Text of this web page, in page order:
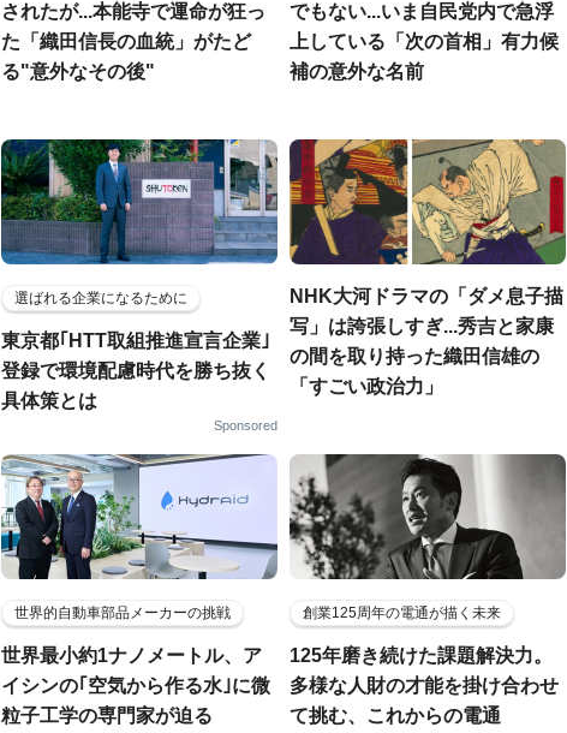
されたが...本能寺で運命が狂っ
た「織田信長の血統」がたど
る"意外なその後"
でもない...いま自民党内で急浮
上している「次の首相」有力候
補の意外な名前
選ばれる企業になるために
東京都｢HTT取組推進宣言企業｣
登録で環境配慮時代を勝ち抜く
具体策とは
Sponsored
NHK大河ドラマの「ダメ息子描
写」は誇張しすぎ...秀吉と家康
の間を取り持った織田信雄の
「すごい政治力」
世界的自動車部品メーカーの挑戦
世界最小約1ナノメートル、ア
イシンの｢空気から作る水｣に微
粒子工学の専門家が迫る
創業125周年の電通が描く未来
125年磨き続けた課題解決力。
多様な人財の才能を掛け合わせ
て挑む、これからの電通